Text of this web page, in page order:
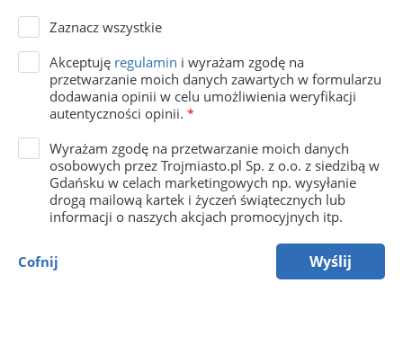
Zaznacz wszystkie
Akceptuję regulamin i wyrażam zgodę na
przetwarzanie moich danych zawartych w formularzu
dodawania opinii w celu umożliwienia weryfikacji
autentyczności opinii. *
Wyrażam zgodę na przetwarzanie moich danych
osobowych przez Trojmiasto.pl Sp. z o.o. z siedzibą w
Gdańsku w celach marketingowych np. wysyłanie
drogą mailową kartek i życzeń świątecznych lub
informacji o naszych akcjach promocyjnych itp.
Cofnij Wyślij